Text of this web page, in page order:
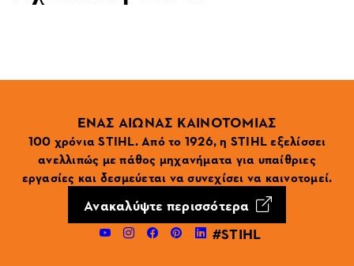
ΕΝΑΣ ΑΙΩΝΑΣ ΚΑΙΝΟΤΟΜΙΑΣ
100 χρόνια STIHL. Από το 1926, η STIHL εξελίσσει
ανελλιπώς με πάθος μηχανήματα για υπαίθριες
εργασίες και δεσμεύεται να συνεχίσει να καινοτομεί.
Ανακαλύψτε περισσότερα
#STIHL